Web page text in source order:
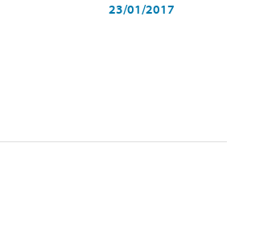
23/01/2017